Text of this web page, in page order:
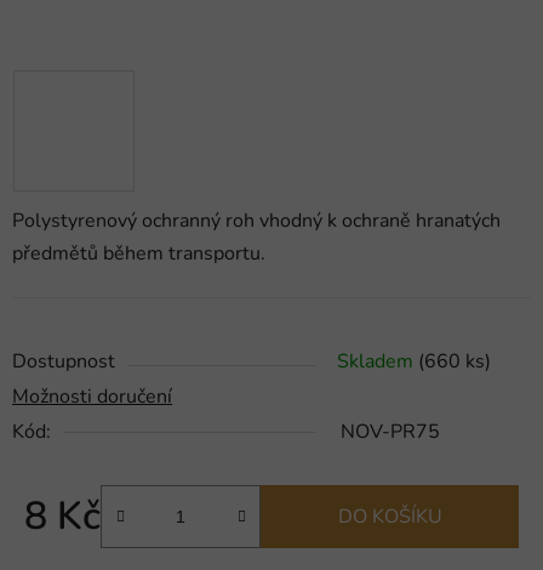
Polystyrenový ochranný roh vhodný k ochraně hranatých
předmětů během transportu.
Dostupnost Skladem (660 ks)
Možnosti doručení
Kód:
NOV-PR75
8 Kč
Měrná cena:
DO KOŠÍKU